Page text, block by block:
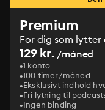
Premium
For dig som
129 kr. /måned
1 konto
100 timer/måned
Eksklusivt indhold
Fri lytning til
Ingen binding